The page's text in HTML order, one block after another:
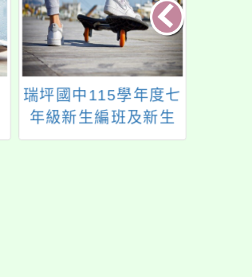
瑞坪國中115學年度七
年級新生編班及新生
導師編配結果